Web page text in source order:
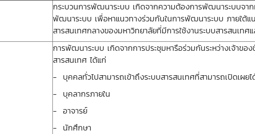
กระบวนการพัฒนาระบบ เกิดจากความต้องการพัฒนาระบบจา
พัฒนาระบบ เพื่อหาแนวทางร่วมกันในการพัฒนาระบบ ภายใต้แ
สารสนเทศกลางของมหาวิทยาลัยที่มีการใช้งานระบบสารสนเทศ
การพัฒนาระบบ เกิดจากการประชุมหารือร่วมกันระหว่างเจ้าขอ
สารสนเทศ ได้แก่
- บุคคลทั่วไปสามารถเข้าถึงระบบสารสนเทศที่สามารถเปิดเผยไ
- บุคลากรภายใน
- อาจารย์
- นักศึกษา